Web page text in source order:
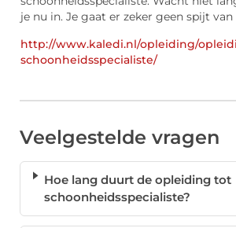
je nu in. Je gaat er zeker geen spijt
http://www.kaledi.nl/opleiding/
schoonheidsspecialiste/
Veelgestelde vragen
Hoe lang duurt de opleiding tot
schoonheidsspecialiste?